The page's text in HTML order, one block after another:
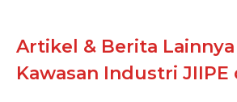
Artikel & Berita
Kawasan Industri JIIPE